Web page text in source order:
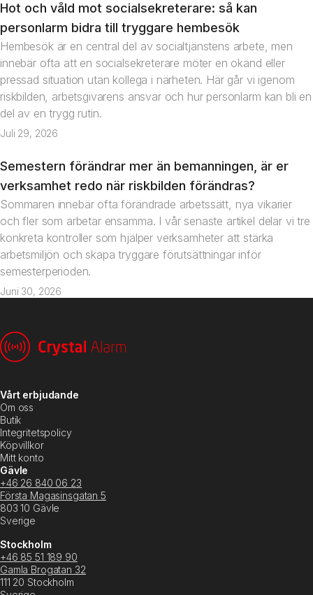
Artikel
Hot och våld mot socialsekreterare: så kan
personlarm bidra till tryggare hembesök
Hembesök är en central del av socialtjänstens arbete, men
innebär ofta att en socialsekreterare möter en okänd eller
pressad situation utan kollega i närheten. Här går vi igenom
riskbilden, arbetsgivarens ansvar och hur personlarm kan bli en
del av en trygg rutin.
Juli 29, 2026
Artikel
Semestern förändrar mer än bemanningen, är er
verksamhet redo när riskbilden förändras?
Sommaren innebär ofta förändrade arbetssätt, nya vikarier
och fler som arbetar ensamma. I vår senaste artikel delar vi tre
konkreta kontroller som hjälper verksamheter att stärka
arbetsmiljön och skapa tryggare förutsättningar inför
semesterperioden.
Juni 30, 2026
Vårt erbjudande
Om oss
Butik
Integritetspolicy
Köpvillkor
Mitt konto
Gävle
+46 26 840 06 23
Första Magasinsgatan 5
803 10 Gävle
Sverige
Stockholm
+46 85 51 189 90
Gamla Brogatan 32
111 20 Stockholm